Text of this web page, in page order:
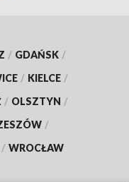
/ GDAŃSK /
/ KIELCE /
/ OLSZTYN /
/
/ WROCŁAW